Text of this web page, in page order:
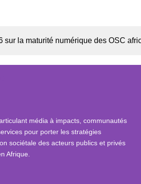
maturité numérique des OSC
média à impacts, communautés
pour porter les stratégies
sociétale des acteurs publics et privés
Afrique.